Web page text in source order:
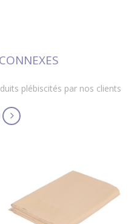
plébiscités par nos clients